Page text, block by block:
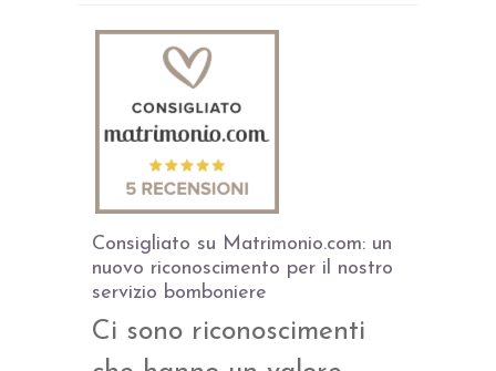
Consigliato su Matrimonio.com: un
nuovo riconoscimento per il nostro
servizio bomboniere
Ci sono riconoscimenti